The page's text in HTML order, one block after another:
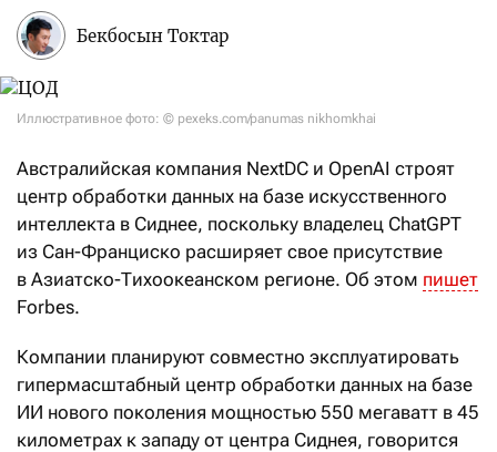
Бекбосын Токтар
Иллюстративное фото: © pexeks.com/panumas nikhomkhai
Австралийская компания NextDC и OpenAI строят
центр обработки данных на базе искусственного
интеллекта в Сиднее, поскольку владелец ChatGPT
из Сан-Франциско расширяет свое присутствие
в Азиатско-Тихоокеанском регионе. Об этом пишет
Forbes.
Компании планируют совместно эксплуатировать
гипермасштабный центр обработки данных на базе
ИИ нового поколения мощностью 550 мегаватт в 45
километрах к западу от центра Сиднея, говорится